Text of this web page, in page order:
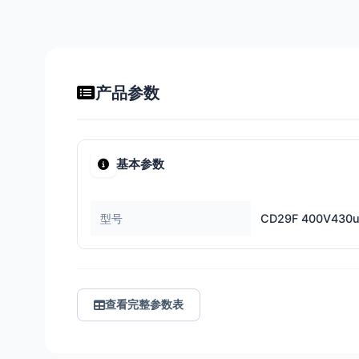
产品参数
基本参数
型号 CD29F
查看完整参数表